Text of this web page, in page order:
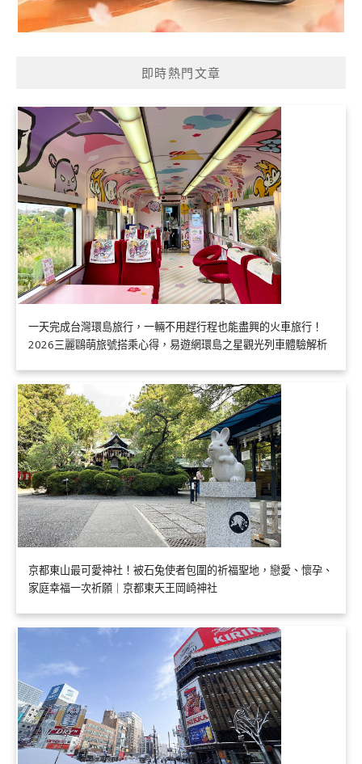
即時熱門文章
一天完成台灣環島旅行，一輛不用趕行程也能盡興的火車旅行！
2026三麗鷗萌旅號搭乘心得，易遊網環島之星觀光列車體驗解析
京都東山最可愛神社！被石兔使者包圍的祈福聖地，戀愛、懷孕、
家庭幸福一次祈願｜京都東天王岡崎神社